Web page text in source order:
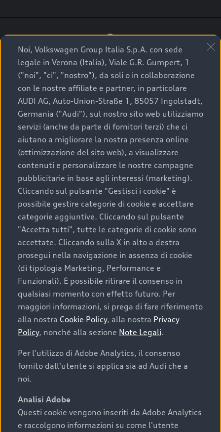
3
A breve verrai ricontattato dal Customer Care
Audi Center o direttamente dal Concessionario
che ti supporterà per finalizzare la tua richiesta.
La qualità di acquistare
un’auto usata Audi
Scegliere un’auto usata è una decisione che coniuga
convenienza, affidabilità e sostenibilità. Per fare un
acquisto sicuro, è essenziale considerare aspetti
determinanti come la garanzia inclusa e l’affidabilità del
marchio. Audi offre l’auto usata perfetta tramite Audi
Prima Scelta :plus
Cosa sapere prima di
acquistare la tua prossima
auto
I requisiti fondamentali da considerare prima di
acquistare un’auto usata, oltre al prezzo e all'aspetto,
chilometraggio: un valore contenuto corrisponde a
uno stato migliore del veicolo e a una maggiore
Noi, Volkswagen Group Italia S.p.A. con sede
legale in Verona (Italia), Viale G.R. Gumpert, 1
("noi", "ci", "nostro"), da soli o in collaborazione
con le nostre affiliate e partner, in particolare
AUDI AG, Auto-Union-Straße 1, 85057 Ingolstadt,
Germania ("Audi"), sul nostro sito web utilizziamo
servizi (anche da parte di fornitori terzi) che ci
aiutano a migliorare la nostra presenza online
(ottimizzazione del sito web), a visualizzare
contenuti e personalizzare le nostre campagne
pubblicitarie in base agli interessi (marketing).
Cliccando sul pulsante "Gestisci i cookie" è
possibile gestire categorie di cookie e accettare
categorie aggiuntive. Cliccando sul pulsante
"Accetta tutti", tutte le categorie di cookie sono
accettate. Cliccando sulla X in alto a destra
prosegui nella navigazione in assenza di cookie
(di tipologia Marketing, Performance e
Funzionali). È possibile ritirare il consenso in
qualsiasi momento con effetto futuro. Per
maggiori informazioni, si prega di fare riferimento
alla nostra Cookie Policy, alla nostra Privacy
Policy, nonché alla sezione Note Legali.
Per l'utilizzo di Adobe Analytics, il consenso
fornito dall'utente si applica sia ad Audi che a
noi.
Analisi Adobe
Questi cookie vengono inseriti da Adobe Analytics
e raccolgono informazioni su come l'utente